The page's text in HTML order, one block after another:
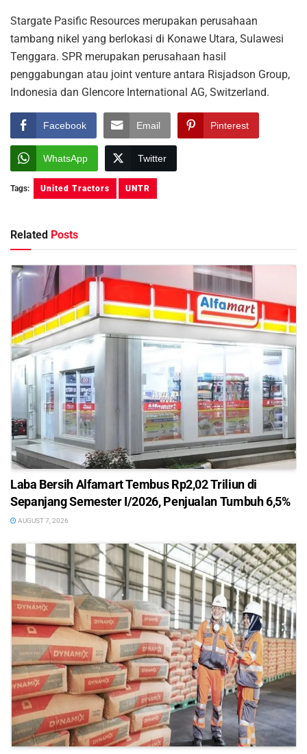
Stargate Pasific Resources merupakan perusahaan
tambang nikel yang berlokasi di Konawe Utara, Sulawesi
Tenggara. SPR merupakan perusahaan hasil
penggabungan atau joint venture antara Risjadson Group,
Indonesia dan Glencore International AG, Switzerland.
Facebook Email Pinterest
WhatsApp Twitter
Tags: United Tractors UNTR
Related Posts
Laba Bersih Alfamart Tembus Rp2,02 Triliun di
Sepanjang Semester I/2026, Penjualan Tumbuh 6,5%
AUGUST 7, 2026